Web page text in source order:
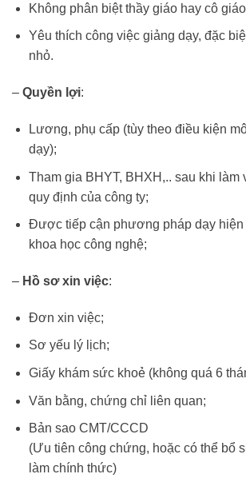
Không phân biệt thầy giáo hay cô
Yêu thích công việc giảng dạy, đặc
nhỏ.
– Quyền lợi:
Lương, phụ cấp (tùy theo điều kiện
dạy);
Tham gia BHYT, BHXH,.. sau khi làm
quy định của công ty;
Được tiếp cận phương pháp dạy hiện
khoa học công nghệ;
– Hồ sơ xin việc:
Đơn xin việc;
Sơ yếu lý lịch;
Giấy khám sức khoẻ (không quá 6
Văn bằng, chứng chỉ liên quan;
Bản sao CMT/CCCD
(Ưu tiên công chứng, hoặc có thể bổ
làm chính thức)